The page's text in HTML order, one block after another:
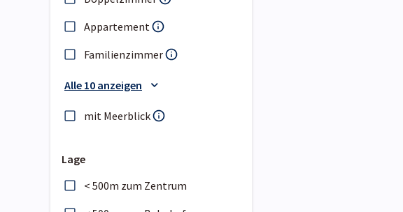
Appartement
Familienzimmer
Alle 10 anzeigen
mit Meerblick
Lage
< 500m zum Zentrum